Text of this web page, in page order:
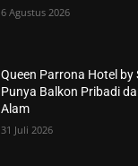
6 Agustus 2026
Queen Parrona Hotel by
Punya Balkon Pribadi
Alam
31 Juli 2026